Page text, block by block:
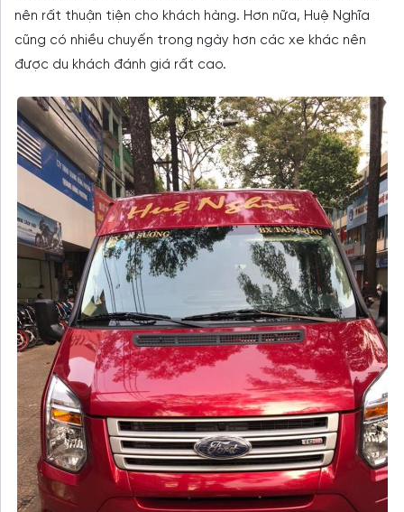
nên rất thuận tiện cho khách hàng. Hơn nữa, Huệ Nghĩa
cũng có nhiều chuyến trong ngày hơn các xe khác nên
được du khách đánh giá rất cao.